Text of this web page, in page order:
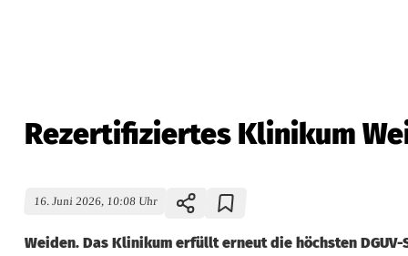
Rezertifiziertes Klinikum
16. Juni 2026, 10:08 Uhr
Weiden. Das Klinikum erfüllt erneut die höchsten